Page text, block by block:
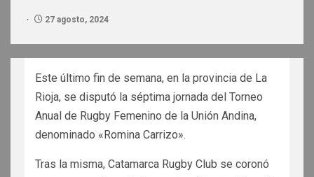
27 agosto, 2024
Este último fin de semana, en la provincia de La
Rioja, se disputó la séptima jornada del Torneo
Anual de Rugby Femenino de la Unión Andina,
denominado «Romina Carrizo».
Tras la misma, Catamarca Rugby Club se coronó